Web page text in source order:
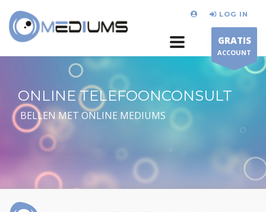
LOG IN
GRATIS
ACCOUNT
ONLINE TELEFOONCONSULT
BELLEN MET ONLINE MEDIUMS